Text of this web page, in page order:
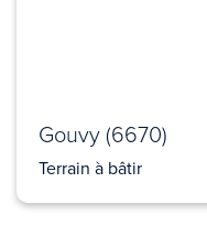
Gouvy (6670)
Terrain à bâtir